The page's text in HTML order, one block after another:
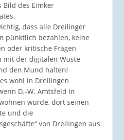
Bild des Eimker
dass alle Dreilinger
pünktlich bezahlen, keine
oder kritische Fragen
mit der digitalen Wüste
den Mund halten!
wohl in Dreilingen
D.-W. Amtsfeld in
würde, dort seinen
und die
von Dreilingen aus